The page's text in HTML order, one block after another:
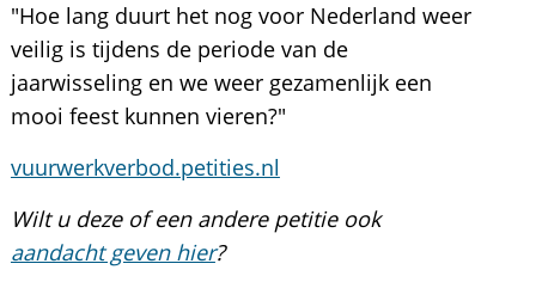
"Hoe lang duurt het nog voor Nederland weer
veilig is tijdens de periode van de
jaarwisseling en we weer gezamenlijk een
mooi feest kunnen vieren?"
vuurwerkverbod.petities.nl
Wilt u deze of een andere petitie ook
aandacht geven hier?